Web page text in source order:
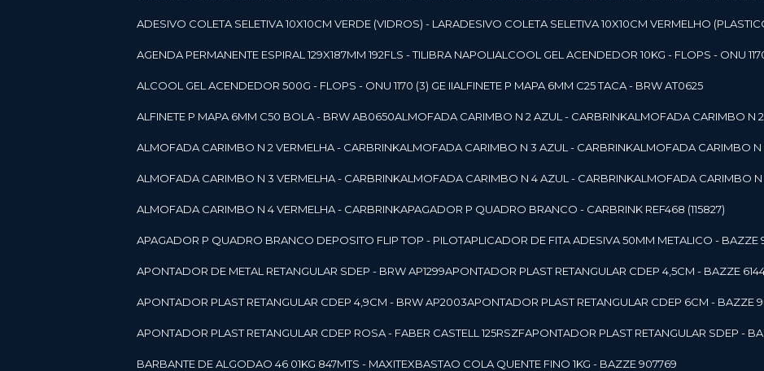
ADESIVO COLETA SELETIVA 10X10CM VERDE (VIDROS) - LAR ADESIVO COLETA SELETIVA 10X10CM VERMELHO
AGENDA PERMANENTE ESPIRAL 129X187MM 192FLS - TILIBRA NAPOLI ALCOOL GEL ACENDEDOR 10KG - FLOPS - ONU
ALCOOL GEL ACENDEDOR 500G - FLOPS - ONU 1170 (3) GE II ALFINETE P MAPA 6MM C25 TACA - BRW AT0625
ALFINETE P MAPA 6MM C50 BOLA - BRW AB0650 ALMOFADA CARIMBO N 2 AZUL - CARBRINK ALMOFADA CARIMBO N
ALMOFADA CARIMBO N 2 VERMELHA - CARBRINK ALMOFADA CARIMBO N 3 AZUL - CARBRINK ALMOFADA CARIMBO
ALMOFADA CARIMBO N 3 VERMELHA - CARBRINK ALMOFADA CARIMBO N 4 AZUL - CARBRINK ALMOFADA CARIMBO
ALMOFADA CARIMBO N 4 VERMELHA - CARBRINK APAGADOR P QUADRO BRANCO - CARBRINK REF468 (115827)
APAGADOR P QUADRO BRANCO DEPOSITO FLIP TOP - PILOT APLICADOR DE FITA ADESIVA 50MM METALICO - BAZZE
APONTADOR DE METAL RETANGULAR SDEP - BRW AP1299 APONTADOR PLAST RETANGULAR CDEP 4,5CM - BAZZE
APONTADOR PLAST RETANGULAR CDEP 4,9CM - BRW AP2003 APONTADOR PLAST RETANGULAR CDEP 6CM - BAZZE
APONTADOR PLAST RETANGULAR CDEP ROSA - FABER CASTELL 125RSZF APONTADOR PLAST RETANGULAR SDEP -
BARBANTE DE ALGODAO 46 01KG 847MTS - MAXITEX BASTAO COLA QUENTE FINO 1KG - BAZZE 907769